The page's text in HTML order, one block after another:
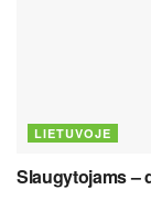
LIETUVOJE
Slaugytojams –